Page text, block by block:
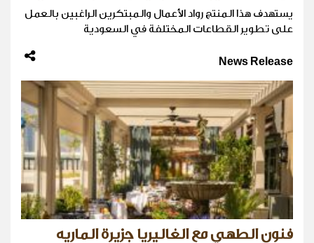
يستهدف هذا المنتج رواد الأعمال والمبتكرين الراغبين بالعمل
على تطوير القطاعات المختلفة في السعودية
News Release
فنون الطهي مع الغاليريا جزيرة الماريه